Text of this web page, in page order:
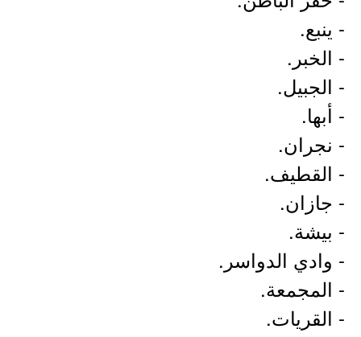
- ينبع.
- الخبر.
- الجبيل.
- أبها.
- نجران.
- القطيف.
- جازان.
- بيشة.
- وادي الدواسر.
- المجمعة.
- القريات.